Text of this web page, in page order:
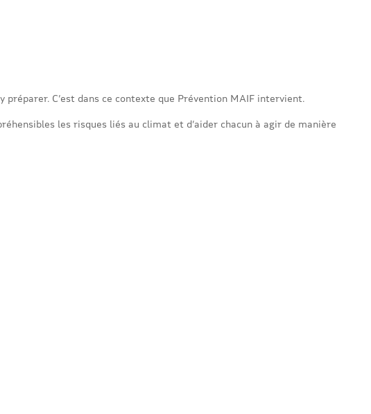
C’est dans ce contexte que Prévention MAIF intervient.
les risques liés au climat et d’aider chacun à agir de manière